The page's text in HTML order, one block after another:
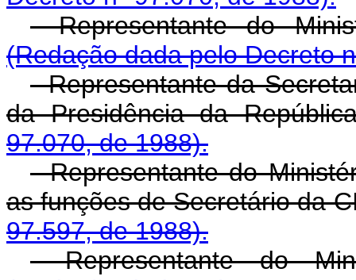
- Representante do
(Redação dada pelo Decreto
- Representante da
da Presidência da
97.070, de 1988).
- Representante do
as funções de Secretário da
97.597, de 1988).
- Representante do